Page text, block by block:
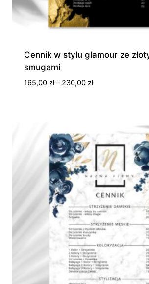
Cennik w stylu glamour ze
smugami
165,00 zł – 230,00 złZakres
230,00 zł